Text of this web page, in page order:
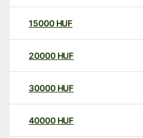
15000 HUF
20000 HUF
30000 HUF
40000 HUF